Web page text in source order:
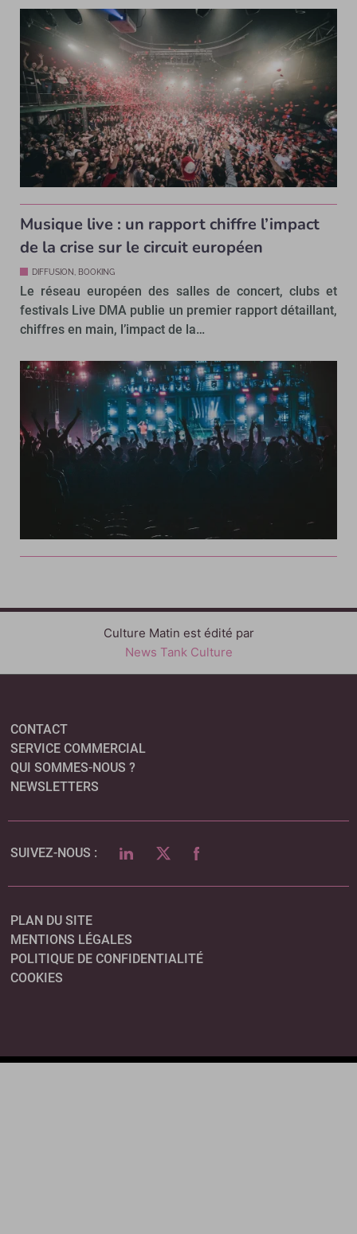
Musique live : un rapport chiffre l’impact
de la crise sur le circuit européen
DIFFUSION, BOOKING
Le réseau européen des salles de concert, clubs et
festivals Live DMA publie un premier rapport détaillant,
chiffres en main, l’impact de la…
Culture Matin est édité par
News Tank Culture
CONTACT
SERVICE COMMERCIAL
QUI SOMMES-NOUS ?
NEWSLETTERS
SUIVEZ-NOUS : LINKEDINTWITTERFACEBOOK
PLAN DU SITE
MENTIONS LÉGALES
POLITIQUE DE CONFIDENTIALITÉ
COOKIES